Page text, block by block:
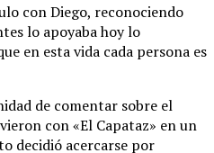
con Diego, reconociendo
lo apoyaba hoy lo
en esta vida cada persona es
de comentar sobre el
con «El Capataz» en un
decidió acercarse por